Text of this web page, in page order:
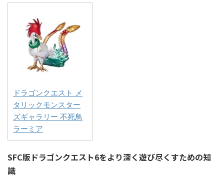
ドラゴンクエスト メ
タリックモンスター
ズギャラリー 不死鳥
ラーミア
SFC版ドラゴンクエスト6をより深く遊び尽くすための知
識